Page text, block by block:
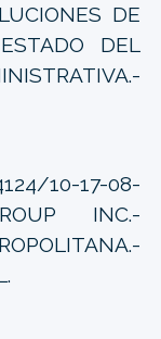
DE
DEL
10-17-08-
INC.-